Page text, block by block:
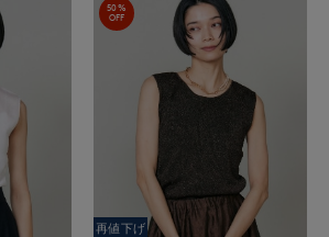
50%
OFF
再値下げ